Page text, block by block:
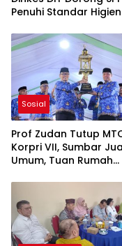
Penuhi Standar
Sosial
Prof Zudan Tutup
Korpri VII, Sumbar
Umum, Tuan Rumah